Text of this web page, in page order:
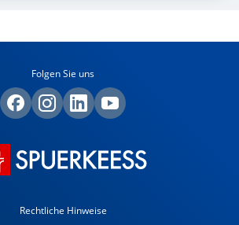
Folgen Sie uns
Rechtliche Hinweise